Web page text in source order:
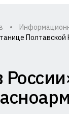
Полтавской